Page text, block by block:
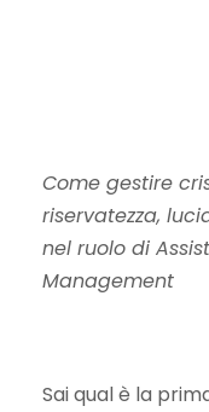
Come gestire
riservatezza,
nel ruolo di
Management
Sai qual è la